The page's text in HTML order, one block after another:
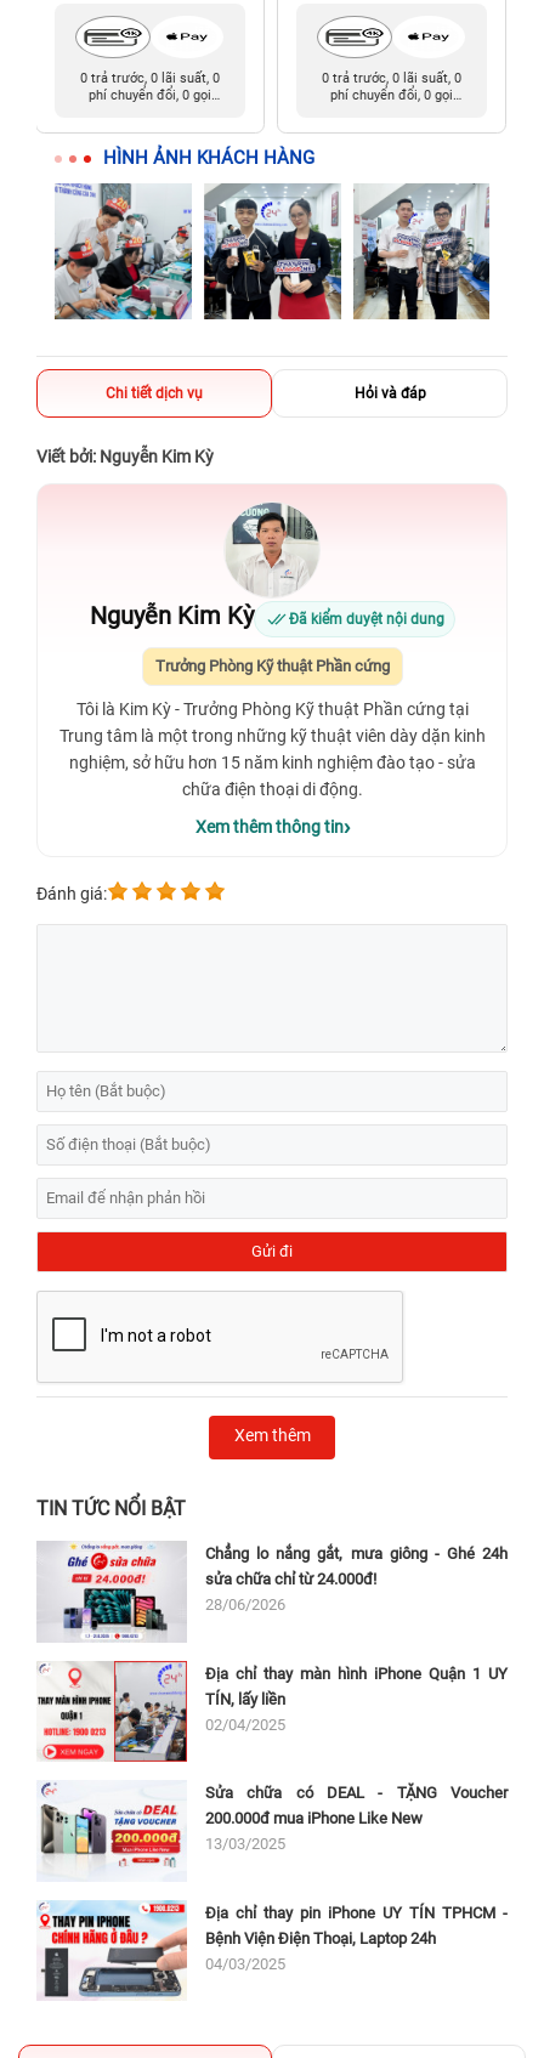
0 trả trước, 0 lãi suất, 0
phí chuyển đổi, 0 gọi
0 trả trước, 0 lãi suất, 0
phí chuyển đổi, 0 gọi
HÌNH ẢNH KHÁCH HÀNG
Chi tiết dịch vụ Hỏi và đáp
Viết bởi: Nguyễn Kim Kỳ
Nguyễn Kim Kỳ Đã kiểm duyệt nội dung
Trưởng Phòng Kỹ thuật Phần cứng
Tôi là Kim Kỳ - Trưởng Phòng Kỹ thuật Phần cứng tại
Trung tâm là một trong những kỹ thuật viên dày dặn kinh
nghiệm, sở hữu hơn 15 năm kinh nghiệm đào tạo - sửa
chữa điện thoại di động.
Xem thêm thông tin
Đánh giá:
Xem thêm
TIN TỨC NỔI BẬT
Chẳng lo nắng gắt, mưa giông - Ghé 24h
sửa chữa chỉ từ 24.000đ!
28/06/2026
Địa chỉ thay màn hình iPhone Quận 1 UY
TÍN, lấy liền
02/04/2025
Sửa chữa có DEAL - TẶNG Voucher
200.000đ mua iPhone Like New
13/03/2025
Địa chỉ thay pin iPhone UY TÍN TPHCM -
Bệnh Viện Điện Thoại, Laptop 24h
04/03/2025